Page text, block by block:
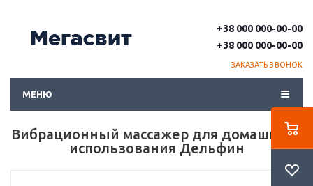
+38 000 000-00-00
+38 000 000-00-00
ЗАКАЗАТЬ ЗВОНОК
МЕНЮ
Вибрационный массажер для домашнего
использования Дельфин